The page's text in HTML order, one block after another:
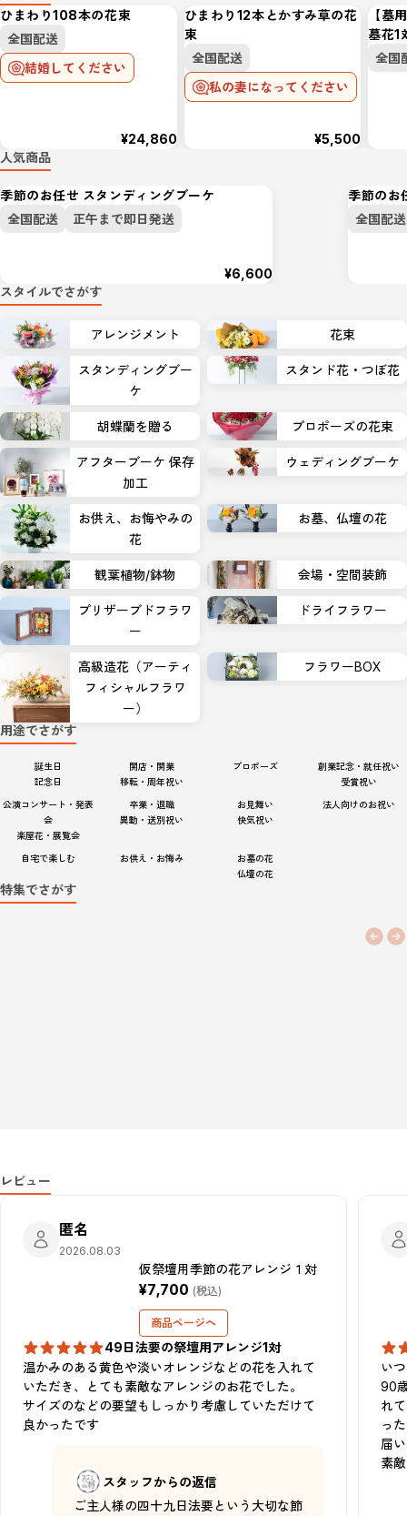
ひまわり108本の花束
全国配送
結婚してください
¥24,860
ひまわり12本とかすみ草の花
束
全国配送
私の妻になってください
¥5,500
【墓
墓花1
全国
人気商品
季節のお任せ スタンディングブーケ
全国配送
正午まで即日発送
¥6,600
季節のお
全国配送
スタイルでさがす
アレンジメント 花束
スタンディングブー
ケ
スタンド花・つぼ花
胡蝶蘭を贈る プロポーズの花束
アフターブーケ 保存
加工
ウェディングブーケ
お供え、お悔やみの
花
お墓、仏壇の花
観葉植物/鉢物 会場・空間装飾
プリザーブドフラワ
ー
ドライフラワー
高級造花（アーティ
フィシャルフラワ
ー）
フラワーBOX
用途でさがす
誕生日
記念日
開店・開業
移転・周年祝い
プロポーズ
創業記念・就任祝い
受賞祝い
公演コンサート・発表
会
楽屋花・展覧会
卒業・退職
異動・送別祝い
お見舞い
快気祝い
法人向けのお祝い
自宅で楽しむ お供え・お悔み
お墓の花
仏壇の花
特集でさがす
レビュー
匿名
2026.08.03
仮祭壇用季節の花アレンジ１対
¥7,700 (税込)
商品ページへ
49日法要の祭壇用アレンジ1対
温かみのある黄色や淡いオレンジなどの花を入れて
いただき、とても素敵なアレンジのお花でした。
サイズのなどの要望もしっかり考慮していただけて
良かったです
スタッフからの返信
ご主人様の四十九日法要という大切な節
い
90
れ
っ
届
素